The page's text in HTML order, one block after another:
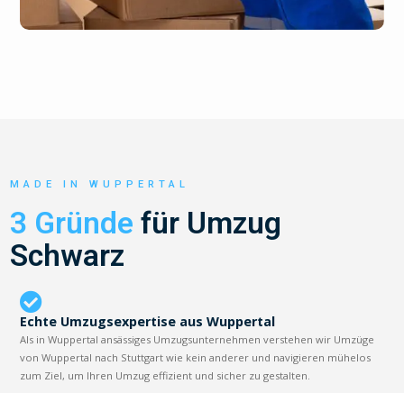
MADE IN WUPPERTAL
3 Gründe für Umzug
Schwarz
Echte Umzugsexpertise aus Wuppertal
Als in Wuppertal ansässiges Umzugsunternehmen verstehen wir Umzüge
von Wuppertal nach Stuttgart wie kein anderer und navigieren mühelos
zum Ziel, um Ihren Umzug effizient und sicher zu gestalten.